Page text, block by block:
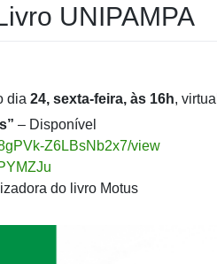
UNIPAMPA
dia 24, sexta-feira, às 16h,
– Disponível
Z6LBsNb2x7/view
do livro Motus